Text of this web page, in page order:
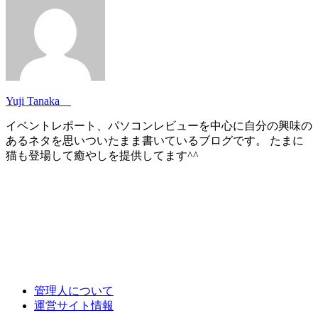
Yuji Tanaka
イベントレポート、パソコンレビューを中心に自分の興味の
あるネタを思いついたまま書いているブログです。 たまに
猫も登場して癒やしを提供してます^^
管理人について
運営サイト情報